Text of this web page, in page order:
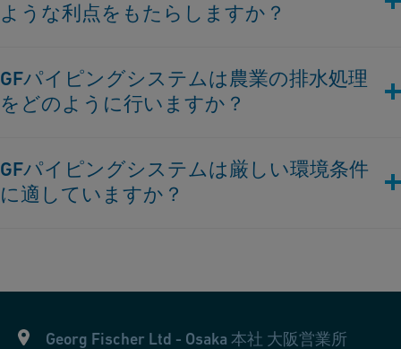
よう設計されており、持続可能な農業目標と一致しています。
ような利点をもたらしますか？
動物の健康と生産性を確保し、メンテナンスニーズと運用コス
トを削減します。
GFパイピングシステムは農業の排水処理
をどのように行いますか？
リューションを提供し、農家が環境規制に適合し、持続可能性
を促進するのを支援しています。
GFパイピングシステムは厳しい環境条件
に適していますか？
Georg Fischer Ltd - Osaka 本社 大阪営業所